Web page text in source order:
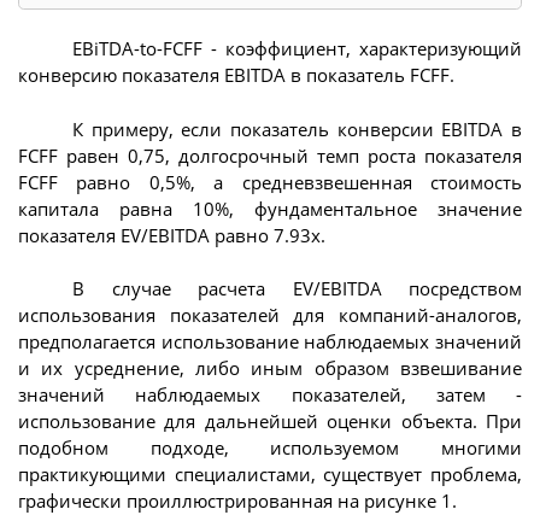
EВiTDA-to-FCFF - коэффициент, характеризующий
конверсию показателя EBITDA в показатель FCFF.
К примеру, если показатель конверсии EBITDA в
FCFF равен 0,75, долгосрочный темп роста показателя
FCFF равно 0,5%, а средневзвешенная стоимость
капитала равна 10%, фундаментальное значение
показателя EV/EBITDA равно 7.93x.
В случае расчета EV/EBITDA посредством
использования показателей для компаний-аналогов,
предполагается использование наблюдаемых значений
и их усреднение, либо иным образом взвешивание
значений наблюдаемых показателей, затем -
использование для дальнейшей оценки объекта. При
подобном подходе, используемом многими
практикующими специалистами, существует проблема,
графически проиллюстрированная на рисунке 1.